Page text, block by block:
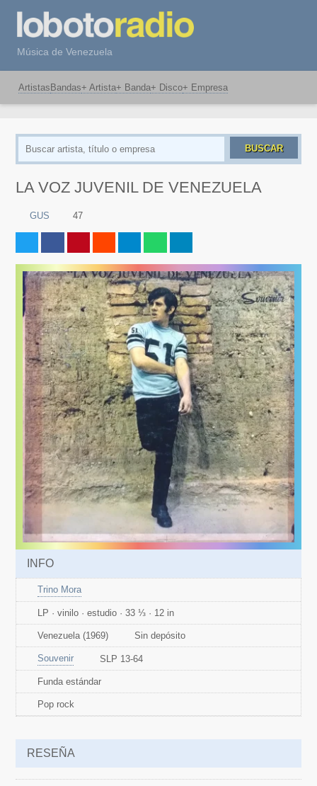
Música de Venezuela
Artistas Bandas+ Artista+ Banda+ Disco+ Empresa
BUSCAR
LA VOZ JUVENIL DE VENEZUELA
GUS 47
INFO
Trino Mora
LP · vinilo · estudio · 33 ⅓ · 12 in
Venezuela (1969) Sin depósito
Souvenir SLP 13-64
Funda estándar
Pop rock
RESEÑA